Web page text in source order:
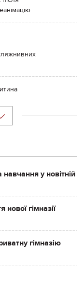
у новітній
гімназії
гімназію